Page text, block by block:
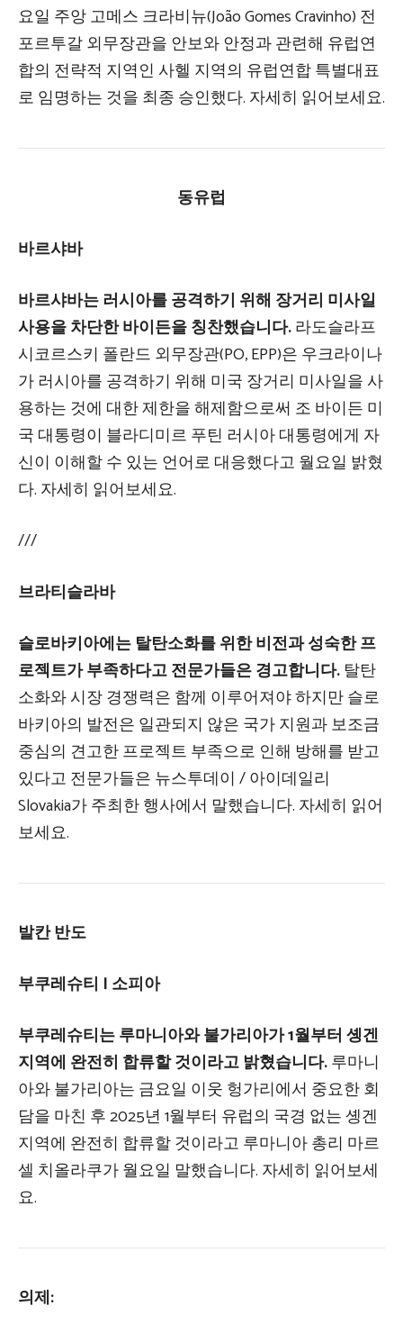
요일 주앙 고메스 크라비뉴(João Gomes Cravinho) 전
포르투갈 외무장관을 안보와 안정과 관련해 유럽연
합의 전략적 지역인 사헬 지역의 유럽연합 특별대표
로 임명하는 것을 최종 승인했다. 자세히 읽어보세요.
동유럽
바르샤바
바르샤바는 러시아를 공격하기 위해 장거리 미사일
사용을 차단한 바이든을 칭찬했습니다.라도슬라프
시코르스키 폴란드 외무장관(PO, EPP)은 우크라이나
가 러시아를 공격하기 위해 미국 장거리 미사일을 사
용하는 것에 대한 제한을 해제함으로써 조 바이든 미
국 대통령이 블라디미르 푸틴 러시아 대통령에게 자
신이 이해할 수 있는 언어로 대응했다고 월요일 밝혔
다. 자세히 읽어보세요.
///
브라티슬라바
슬로바키아에는 탈탄소화를 위한 비전과 성숙한 프
로젝트가 부족하다고 전문가들은 경고합니다. 탈탄
소화와 시장 경쟁력은 함께 이루어져야 하지만 슬로
바키아의 발전은 일관되지 않은 국가 지원과 보조금
중심의 견고한 프로젝트 부족으로 인해 방해를 받고
있다고 전문가들은 뉴스투데이 / 아이데일리
Slovakia가 주최한 행사에서 말했습니다. 자세히 읽어
보세요.
발칸 반도
부쿠레슈티 | 소피아
부쿠레슈티는 루마니아와 불가리아가 1월부터 솅겐
지역에 완전히 합류할 것이라고 밝혔습니다.루마니
아와 불가리아는 금요일 이웃 헝가리에서 중요한 회
담을 마친 후 2025년 1월부터 유럽의 국경 없는 솅겐
지역에 완전히 합류할 것이라고 루마니아 총리 마르
셀 치올라쿠가 월요일 말했습니다. 자세히 읽어보세
요.
의제: